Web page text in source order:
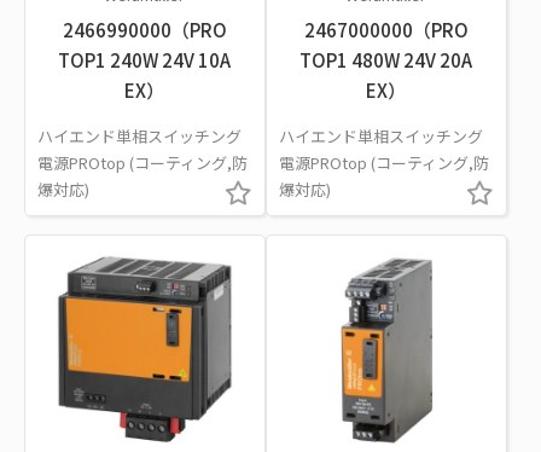
2466990000（PRO
TOP1 240W 24V 10A
EX）
ハイエンド単相スイッチング
電源PROtop (コーティング,防
爆対応)
2467000000（PRO
TOP1 480W 24V 20A
EX）
ハイエンド単相スイッチング
電源PROtop (コーティング,防
爆対応)